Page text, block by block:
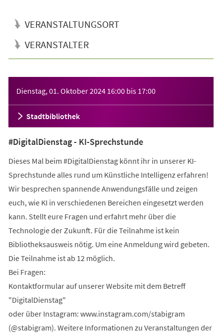
VERANSTALTUNGSORT
VERANSTALTER
Dienstag, 01. Oktober 2024 16:00 bis 17:00
Stadtbibliothek
#DigitalDienstag - KI-Sprechstunde
Dieses Mal beim #DigitalDienstag könnt ihr in unserer KI-
Sprechstunde alles rund um Künstliche Intelligenz erfahren!
Wir besprechen spannende Anwendungsfälle und zeigen
euch, wie KI in verschiedenen Bereichen eingesetzt werden
kann. Stellt eure Fragen und erfahrt mehr über die
Technologie der Zukunft. Für die Teilnahme ist kein
Bibliotheksausweis nötig. Um eine Anmeldung wird gebeten.
Die Teilnahme ist ab 12 möglich.
Bei Fragen:
Kontaktformular auf unserer Website mit dem Betreff
"DigitalDienstag"
oder über Instagram: www.instagram.com/stabigram
(@stabigram). Weitere Informationen zu Veranstaltungen der